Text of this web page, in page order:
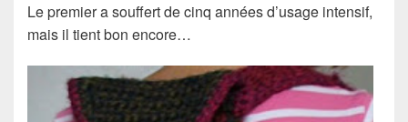
Le premier a souffert de cinq années d’usage intensif,
mais il tient bon encore…